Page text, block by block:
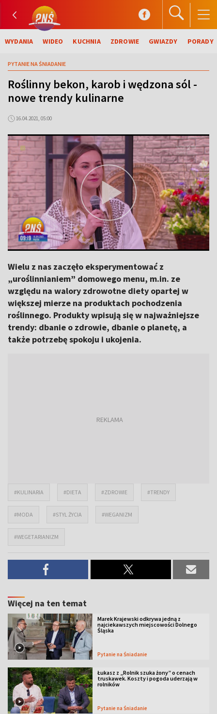
WYDANIA WIDEO KUCHNIA ZDROWIE GWIAZDY PORADY
PYTANIE NA ŚNIADANIE
Roślinny bekon, karob i wędzona sól -
nowe trendy kulinarne
16.04.2021, 05:00
Wielu z nas zaczęło eksperymentować z
„uroślinnianiem” domowego menu, m.in. ze
względu na walory zdrowotne diety opartej w
większej mierze na produktach pochodzenia
roślinnego. Produkty wpisują się w najważniejsze
trendy: dbanie o zdrowie, dbanie o planetę, a
także potrzebę spokoju i ukojenia.
#KULINARIA #DIETA #ZDROWIE #TRENDY
#MODA #STYL ŻYCIA #WEGANIZM
#WEGETARIANIZM
Więcej na ten temat
Marek Krajewski odkrywa jedną z
najciekawszych miejscowości Dolnego
Śląska
Pytanie na Śniadanie
Łukasz z „Rolnik szuka żony” o cenach
truskawek. Koszty i pogoda uderzają w
rolników
Pytanie na Śniadanie